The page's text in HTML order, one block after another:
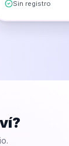
Sin registro
?